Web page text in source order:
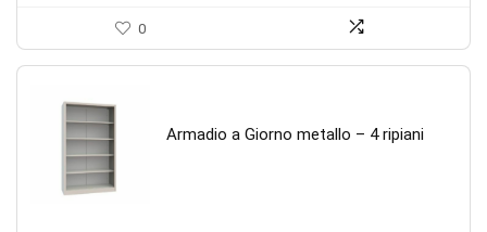
0
Armadio a Giorno metallo – 4 ripiani